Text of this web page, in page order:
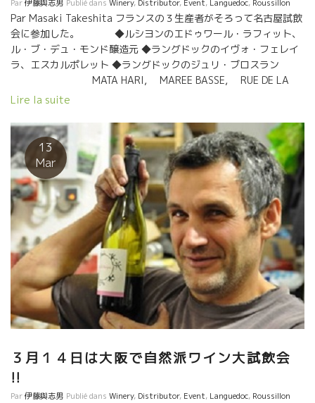
造のコメイラスさんが居た村。 その変革精神は、今もなお次世代
のIvoイヴォ達に引き継がれて、次々と新しいイノベーションが行
われている。
Par伊藤與志男 Publié dans Winery, Distributor, Event, Languedoc, Roussillon
Par Masaki Takeshita フランスの３生産者がそろって名古屋試飲
会に参加した。 ◆ルシヨンのエドゥワール・ラフィット、
ル・ブ・デュ・モンド醸造元 ◆ラングドックのイヴォ・フェレイ
ラ、エスカルポレット ◆ラングドックのジュリ・ブロスラン
MATA HARI, MAREE BASSE, RUE DE LA
PESTE
Lire la suite
13
Mar
３月１４日は大阪で自然派ワイン大試飲会
!!
Par伊藤與志男 Publié dans Winery, Distributor, Event, Languedoc, Roussillon